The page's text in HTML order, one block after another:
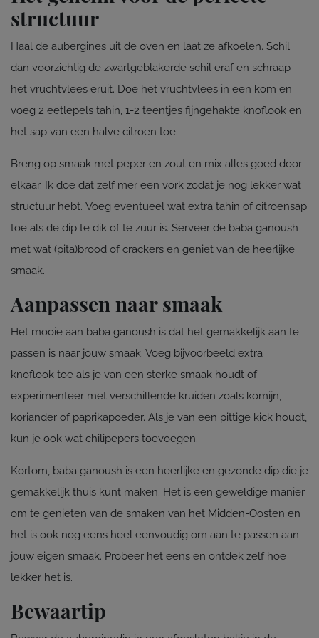
structuur
Haal de aubergines uit de oven en laat ze afkoelen. Schil
dan voorzichtig de zwartgeblakerde schil eraf en schraap
het vruchtvlees eruit. Doe het vruchtvlees in een kom en
voeg 2 eetlepels tahin, 1-2 teentjes fijngehakte knoflook en
het sap van een halve citroen toe.
Breng op smaak met peper en zout en mix alles goed door
elkaar. Ik doe dat zelf mer een vork zodat je nog lekker wat
structuur hebt. Voeg eventueel wat extra tahin of citroensap
toe als de dip te dik of te zuur is. Serveer de baba ganoush
met wat (pita)brood of crackers en geniet van de heerlijke
smaak.
Aanpassen naar smaak
Het mooie aan baba ganoush is dat het gemakkelijk aan te
passen is naar jouw smaak. Voeg bijvoorbeeld extra
knoflook toe als je van een sterke smaak houdt of
experimenteer met verschillende kruiden zoals komijn,
koriander of paprikapoeder. Als je van een pittige kick houdt,
kun je ook wat chilipepers toevoegen.
Kortom, baba ganoush is een heerlijke en gezonde dip die je
gemakkelijk thuis kunt maken. Het is een geweldige manier
om te genieten van de smaken van het Midden-Oosten en
het is ook nog eens heel eenvoudig om aan te passen aan
jouw eigen smaak. Probeer het eens en ontdek zelf hoe
lekker het is.
Bewaartip